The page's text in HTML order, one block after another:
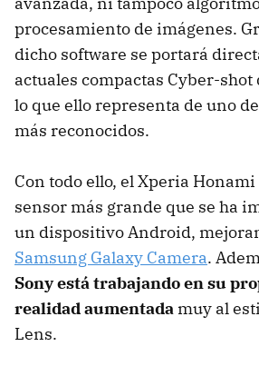
procesamiento de imágenes.
dicho software se portará
actuales compactas Cyber-shot
lo que ello representa de uno
más reconocidos.
Con todo ello, el Xperia
sensor más grande que se ha
un dispositivo Android,
Samsung Galaxy Camera.
Sony está trabajando en su
realidad aumentada muy al
Lens.